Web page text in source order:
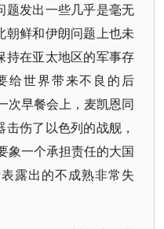
题发出一些几乎是毫无
朝鲜和伊朗问题上也未
持在亚太地区的军事存
给世界带来不良的后
次早餐会上，麦凯恩同
伤了以色列的战舰，
象一个承担责任的大国
露出的不成熟非常失